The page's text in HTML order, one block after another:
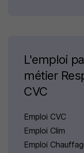
L'emploi
métier
CVC
Emploi CVC
Emploi Clim
Emploi